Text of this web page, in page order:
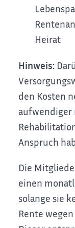
Heirat
Hinweis:
den Kosten
aufwendiger
Anspruch
Die
einen
solange sie
Rente